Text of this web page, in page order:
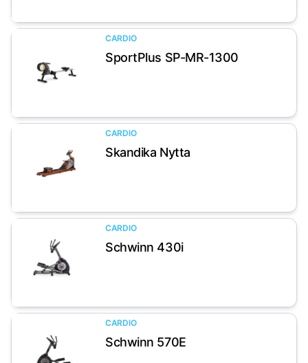
Artikel anzeigen
CARDIO
SportPlus SP-MR-1300
Artikel anzeigen
CARDIO
Skandika Nytta
Artikel anzeigen
CARDIO
Schwinn 430i
Artikel anzeigen
CARDIO
Schwinn 570E